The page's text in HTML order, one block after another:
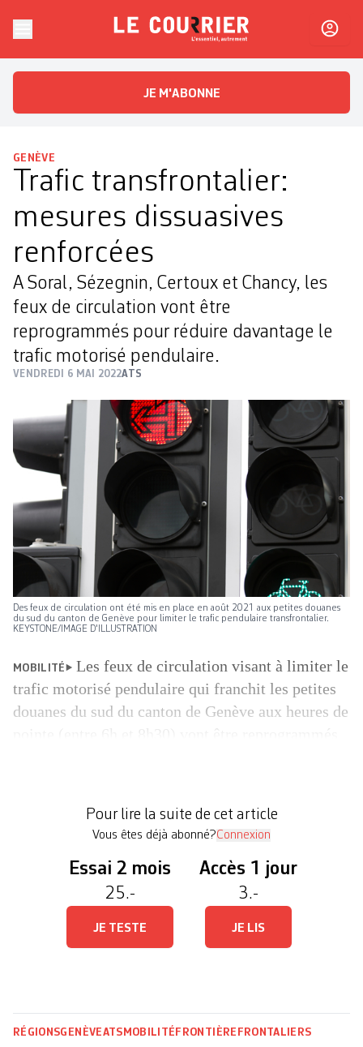
Le CourrierL'essentiel, autrement
JE M'ABONNE
GENÈVE
Trafic transfrontalier:
mesures dissuasives
renforcées
A Soral, Sézegnin, Certoux et Chancy, les
feux de circulation vont être
reprogrammés pour réduire davantage le
trafic motorisé pendulaire.
VENDREDI 6 MAI 2022ATS
Des feux de circulation ont été mis en place en août 2021 aux petites douanes
du sud du canton de Genève pour limiter le trafic pendulaire transfrontalier.
KEYSTONE/IMAGE D'ILLUSTRATION
MOBILITÉ
Les feux de circulation visant à limiter le
trafic motorisé pendulaire qui franchit les petites
douanes du sud du canton de Genève aux heures de
Pour lire la suite de cet article
Vous êtes déjà abonné?Connexion
Essai 2 mois
25.-
JE TESTE
Accès 1 jour
3.-
JE LIS
RÉGIONSGENÈVEATS MOBILITÉ FRONTIÈRE FRONTALIERS